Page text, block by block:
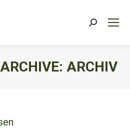
Search:
ARCHIV